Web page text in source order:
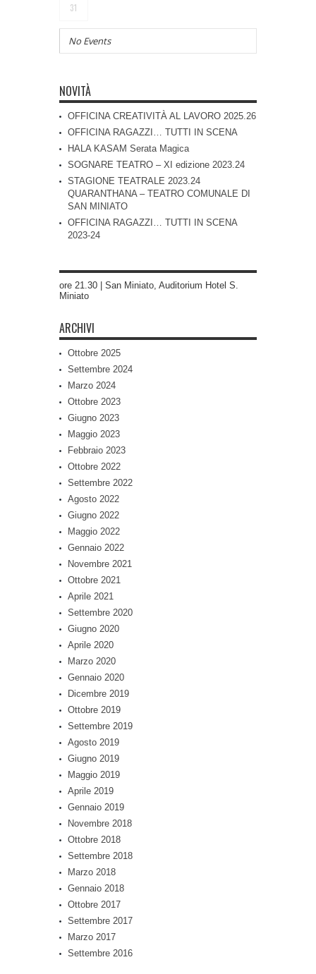
31
No Events
NOVITÀ
OFFICINA CREATIVITÀ AL LAVORO 2025.26
OFFICINA RAGAZZI… TUTTI IN SCENA
HALA KASAM Serata Magica
SOGNARE TEATRO – XI edizione 2023.24
STAGIONE TEATRALE 2023.24
QUARANTHANA – TEATRO COMUNALE DI
SAN MINIATO
OFFICINA RAGAZZI… TUTTI IN SCENA
2023-24
ore 21.30 | San Miniato, Auditorium Hotel S.
Miniato
ARCHIVI
Ottobre 2025
Settembre 2024
Marzo 2024
Ottobre 2023
Giugno 2023
Maggio 2023
Febbraio 2023
Ottobre 2022
Settembre 2022
Agosto 2022
Giugno 2022
Maggio 2022
Gennaio 2022
Novembre 2021
Ottobre 2021
Aprile 2021
Settembre 2020
Giugno 2020
Aprile 2020
Marzo 2020
Gennaio 2020
Dicembre 2019
Ottobre 2019
Settembre 2019
Agosto 2019
Giugno 2019
Maggio 2019
Aprile 2019
Gennaio 2019
Novembre 2018
Ottobre 2018
Settembre 2018
Marzo 2018
Gennaio 2018
Ottobre 2017
Settembre 2017
Marzo 2017
Settembre 2016